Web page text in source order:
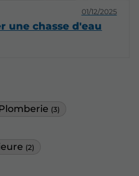
(3)
(2)
01/12/2025
une chasse d'eau